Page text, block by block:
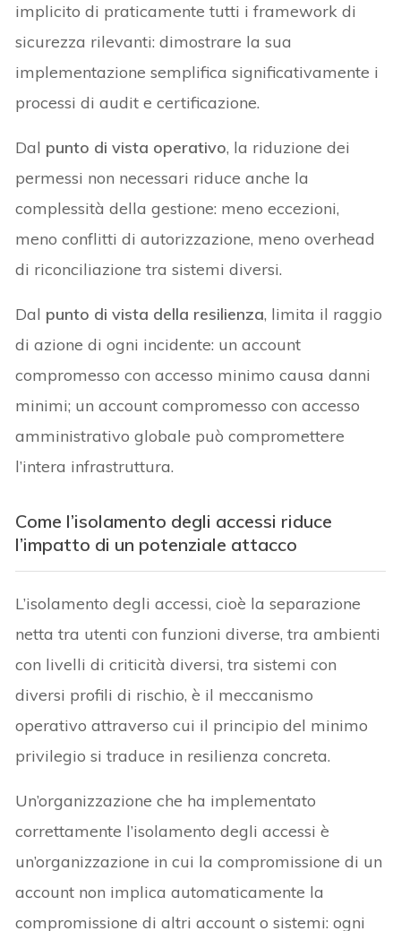
implicito di praticamente tutti i framework di
sicurezza rilevanti: dimostrare la sua
implementazione semplifica significativamente i
processi di audit e certificazione.
Dal punto di vista operativo, la riduzione dei
permessi non necessari riduce anche la
complessità della gestione: meno eccezioni,
meno conflitti di autorizzazione, meno overhead
di riconciliazione tra sistemi diversi.
Dal punto di vista della resilienza, limita il raggio
di azione di ogni incidente: un account
compromesso con accesso minimo causa danni
minimi; un account compromesso con accesso
amministrativo globale può compromettere
l’intera infrastruttura.
Come l’isolamento degli accessi riduce
l’impatto di un potenziale attacco
L’isolamento degli accessi, cioè la separazione
netta tra utenti con funzioni diverse, tra ambienti
con livelli di criticità diversi, tra sistemi con
diversi profili di rischio, è il meccanismo
operativo attraverso cui il principio del minimo
privilegio si traduce in resilienza concreta.
Un’organizzazione che ha implementato
correttamente l’isolamento degli accessi è
un’organizzazione in cui la compromissione di un
account non implica automaticamente la
compromissione di altri account o sistemi: ogni